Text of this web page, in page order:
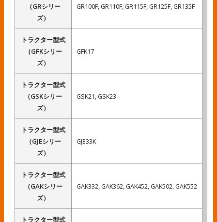
（GRシリー
ズ）
GR100F, GR110F, GR115F, GR125F, GR135F
トラクター型式
（GFKシリー
ズ）
GFK17
トラクター型式
（GSKシリー
ズ）
GSK21, GSK23
トラクター型式
（GJEシリー
ズ）
GJE33K
トラクター型式
（GAKシリー
ズ）
GAK332, GAK362, GAK452, GAK502, GAK552
トラクター型式